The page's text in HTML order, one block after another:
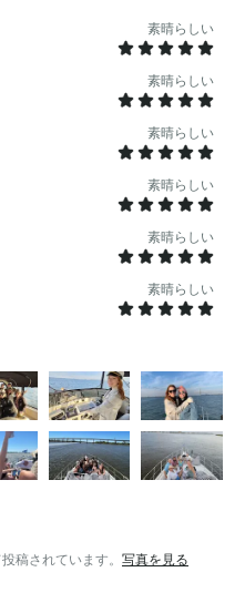
の費用、保険、燃料費は
ズの所要時間に基づいて
まれていませんが、船長
するように事前に手配で
らタクシーまたはウーバ
ーズは最低2時間の予約が
てサポートが必要な場合
！
素晴らしい
素晴らしい
素晴らしい
素晴らしい
素晴らしい
素晴らしい
稿されています。 写真を見る